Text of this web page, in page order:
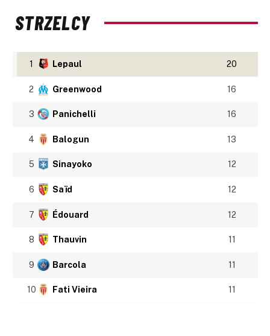
STRZELCY
1 Lepaul 20
2 Greenwood 16
3 Panichelli 16
4 Balogun 13
5 Sinayoko 12
6 Saïd 12
7 Édouard 12
8 Thauvin 11
9 Barcola 11
10 Fati Vieira 11